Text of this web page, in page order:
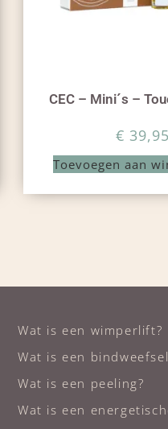
CEC – Mini´s –
€ 39,95
Toevoegen aan
Wat is een wimperlift?
Wat is een
Wat is een peeling?
Wat is een